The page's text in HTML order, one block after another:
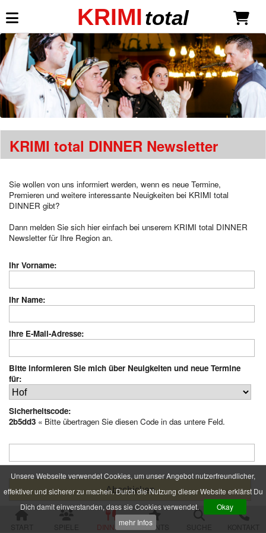
Unsere Webseite verwendet Cookies, um unser Angebot nutzerfreundlicher,
effektiver und sicherer zu machen. Durch die Nutzung dieser Website erklärst Du
Dich damit einverstanden, dass sie Cookies verwendet.
Okay
mehr Infos
START SPIELE DINNER EVENTS SUCHE KONTAKT
Mein KRIMI total
Anmelden
Neu registrieren
Dinner-Shows
Dinnertheater-Krimis
Todsicher unsterblich
Millionäre lieben gefährlich
Sekt mit Schuss
Neue Gangster, neues Glück
Mord Royal
Wer öfter stirbt, ist längst nicht tot
Spielorte und Tatzeiten
Chemnitz
Dresden
Görlitz
Gröditz
Großröhrsdorf
Leipzig
Meißen
Neustadt (Sachsen)
Plauen
Niedersachsen
Braunschweig
Hannover
Jork (bei Hamburg)
Rinteln
KRIMItotal
KRIMI total DINNER Newsletter
Sie wollen von uns informiert werden, wenn es neue Termine,
Premieren und weitere interessante Neuigkeiten bei KRIMI total
DINNER gibt?
Dann melden Sie sich hier einfach bei unserem KRIMI total DINNER
Newsletter für Ihre Region an.
Ihr Vorname:
Ihr Name:
Ihre E-Mail-Adresse:
Bitte informieren Sie mich über Neuigkeiten und neue Termine
für:
Sicherheitscode:
2b5dd3 « Bitte übertragen Sie diesen Code in das untere Feld.